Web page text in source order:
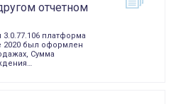
отчетном
платформа
2020 был оформлен
Сумма